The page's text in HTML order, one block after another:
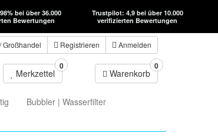
bei über 36.000
Bewertungen
Trustpilot: 4,9 bei über 10.000
verifizierten Bewertungen
/ Großhandel Registrieren Anmelden
Merkzettel
0 0
Warenkorb
Bubbler | Wasserfilter